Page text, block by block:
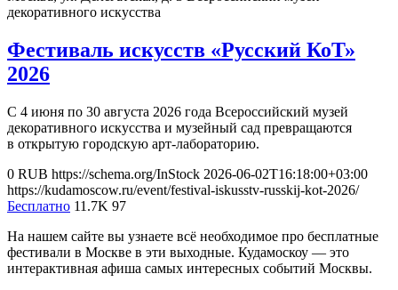
декоративного искусства
Фестиваль искусств «Русский КоТ»
2026
С 4 июня по 30 августа 2026 года Всероссийский музей
декоративного искусства и музейный сад превращаются
в открытую городскую арт-лабораторию.
0 RUB https://schema.org/InStock 2026-06-02T16:18:00+03:00
https://kudamoscow.ru/event/festival-iskusstv-russkij-kot-2026/
Бесплатно 11.7K 97
На нашем сайте вы узнаете всё необходимое про бесплатные
фестивали в Москве в эти выходные. Кудамоскоу — это
интерактивная афиша самых интересных событий Москвы.